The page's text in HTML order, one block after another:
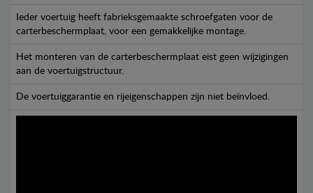
Ieder voertuig heeft fabrieksgemaakte schroefgaten voor de
carterbeschermplaat, voor een gemakkelijke montage.
Het monteren van de carterbeschermplaat eist geen wijzigingen
aan de voertuigstructuur.
De voertuiggarantie en rijeigenschappen zijn niet beïnvloed.